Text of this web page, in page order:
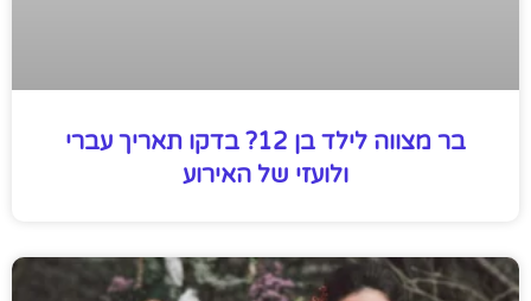
בר מצווה לילד בן 12? בדקו תאריך עברי
ולועזי של האירוע